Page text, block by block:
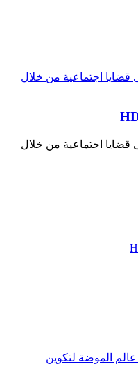
قضايا اجتماعية من خلال
قضايا اجتماعية من خلال
الموضة لتكوين